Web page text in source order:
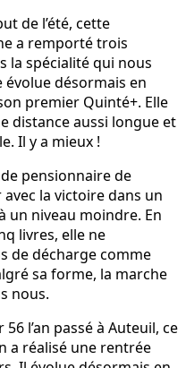
de l’été, cette
a remporté trois
la spécialité qui nous
évolue désormais en
premier Quinté+. Elle
distance aussi longue et
Il y a mieux !
pensionnaire de
la victoire dans un
un niveau moindre. En
livres, elle ne
de décharge comme
sa forme, la marche
nous.
56 l’an passé à Auteuil, ce
a réalisé une rentrée